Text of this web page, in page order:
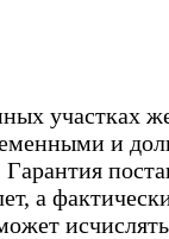
участках
и
а